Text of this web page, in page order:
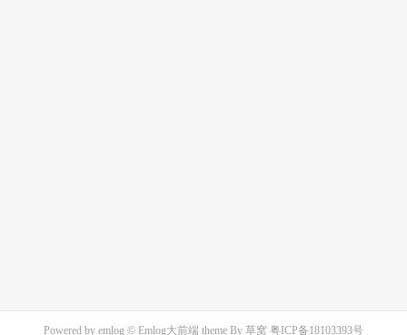
Powered by emlog © Emlog大前端 theme By 草窝 粤ICP备18103393号